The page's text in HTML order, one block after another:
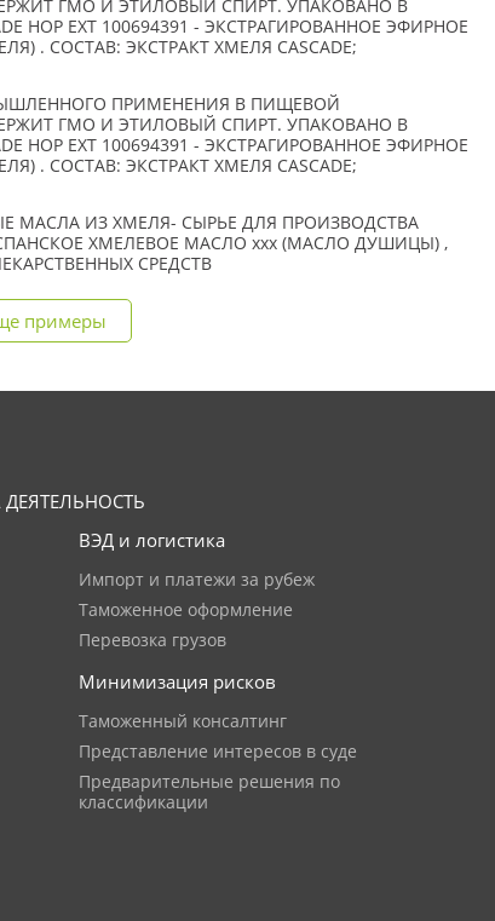
ГМО И ЭТИЛОВЫЙ СПИРТ. УПАКОВАНО В
HOP EXT 100694391 - ЭКСТРАГИРОВАННОЕ ЭФИРНОЕ
. СОСТАВ: ЭКСТРАКТ ХМЕЛЯ CASCADE;
ПРИМЕНЕНИЯ В ПИЩЕВОЙ
ГМО И ЭТИЛОВЫЙ СПИРТ. УПАКОВАНО В
HOP EXT 100694391 - ЭКСТРАГИРОВАННОЕ ЭФИРНОЕ
. СОСТАВ: ЭКСТРАКТ ХМЕЛЯ CASCADE;
МАСЛА ИЗ ХМЕЛЯ- СЫРЬЕ ДЛЯ ПРОИЗВОДСТВА
ХМЕЛЕВОЕ МАСЛО xxx (МАСЛО ДУШИЦЫ) ,
СРЕДСТВ
примеры
ВЭД и логистика
Импорт и платежи за рубеж
Таможенное оформление
Перевозка грузов
Минимизация рисков
Таможенный консалтинг
Представление интересов в суде
Предварительные решения по
классификации